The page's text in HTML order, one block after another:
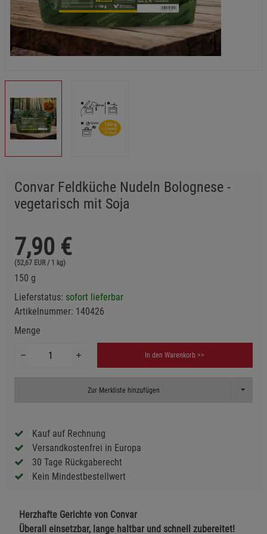
Convar Feldküche Nudeln Bolognese -
vegetarisch mit Soja
7,90 €
(52,67 EUR / 1 kg)
150 g
Lieferstatus: sofort lieferbar
Artikelnummer: 140426
Menge
In den Warenkorb >>
Zur Merkliste hinzufügen Toggle
Kauf auf Rechnung
Versandkostenfrei in Europa
30 Tage Rückgaberecht
Kein Mindestbestellwert
Herzhafte Gerichte von Convar
Überall einsetzbar, lange haltbar und schnell zubereitet!